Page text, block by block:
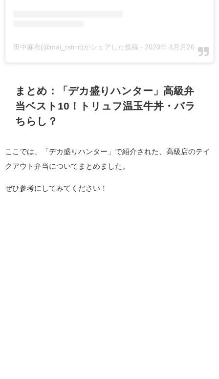
田中麻衣(@mai_rstrnt)がシェアした投稿 - 2020年 4月月26日午前1時15分PDT
まとめ：「デカ盛りハンター」高級弁
当ベスト10！トリュフ温玉牛丼・バラ
ちらし？
ここでは、「デカ盛りハンター」で紹介された、高級店のテイ
クアウト弁当についてまとめました。
ぜひ参考にしてみてください！